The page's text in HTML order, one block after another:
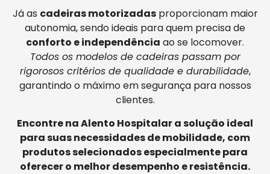
Já as cadeiras motorizadasproporcionam maior
autonomia, sendo ideais para quem precisa de
conforto e independência ao se locomover.
Todos os modelos de cadeiras passam por
rigorosos critérios de qualidade e durabilidade,
garantindo o máximo em segurança para nossos
clientes.
Encontre na Alento Hospitalar a solução ideal
para suas necessidades de mobilidade, com
produtos selecionados especialmente para
oferecer o melhor desempenho e resistência.